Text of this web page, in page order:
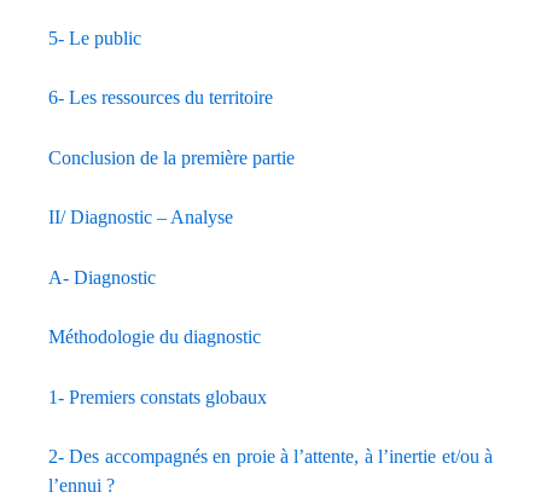
5- Le public
6- Les ressources du territoire
Conclusion de la première partie
II/ Diagnostic – Analyse
A- Diagnostic
Méthodologie du diagnostic
1- Premiers constats globaux
2- Des accompagnés en proie à l’attente, à l’inertie et/ou à
l’ennui ?